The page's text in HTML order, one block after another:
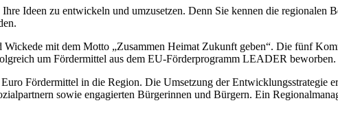
Ideen zu entwickeln und umzusetzen. Denn Sie kennen die regionalen
mit dem Motto „Zusammen Heimat Zukunft geben“. Die fünf
um Fördermittel aus dem EU-Förderprogramm LEADER beworben.
Fördermittel in die Region. Die Umsetzung der Entwicklungsstrategie
sowie engagierten Bürgerinnen und Bürgern. Ein